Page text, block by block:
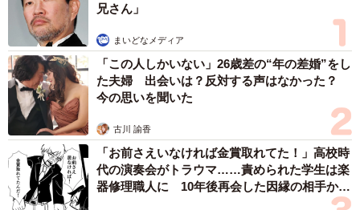
兄さん」
まいどなメディア
「この人しかいない」26歳差の“年の差婚”をし
た夫婦 出会いは？反対する声はなかった？
今の思いを聞いた
古川 諭香
「お前さえいなければ金賞取れてた！」高校時
代の演奏会がトラウマ……責められた学生は楽
器修理職人に 10年後再会した因縁の相手から